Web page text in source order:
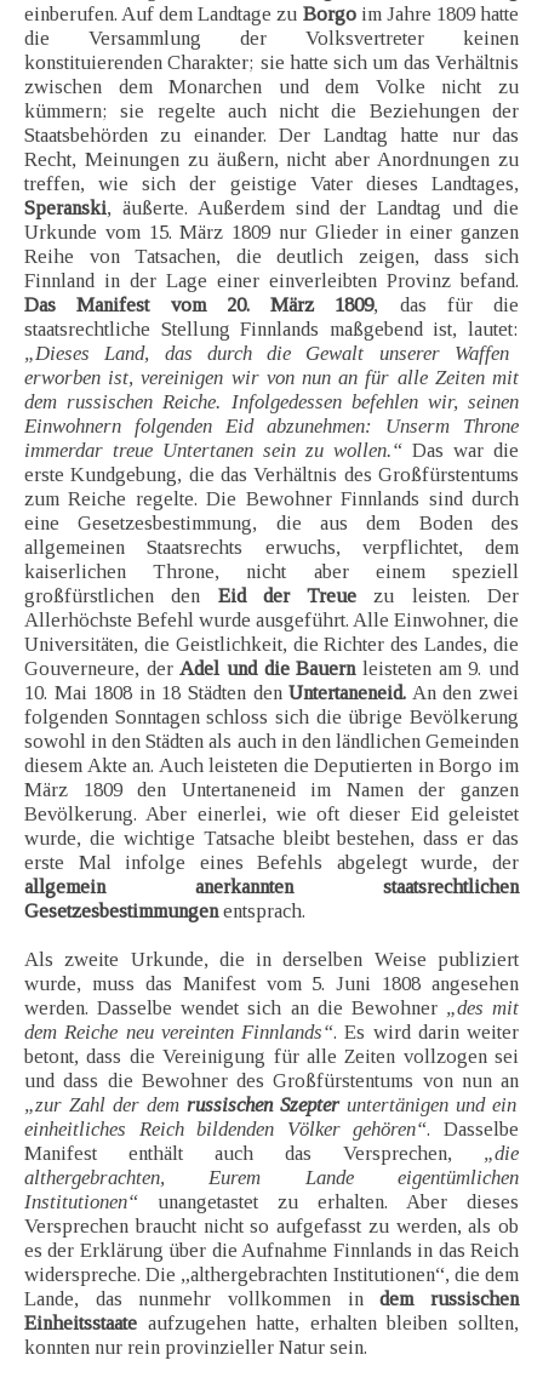
einberufen. Auf dem Landtage zu Borgoim Jahre 1809 hatte
die Versammlung der Volksvertreter keinen
konstituierenden Charakter; sie hatte sich um das Verhältnis
zwischen dem Monarchen und dem Volke nicht zu
kümmern; sie regelte auch nicht die Beziehungen der
Staatsbehörden zu einander. Der Landtag hatte nur das
Recht, Meinungen zu äußern, nicht aber Anordnungen zu
treffen, wie sich der geistige Vater dieses Landtages,
Speranski, äußerte. Außerdem sind der Landtag und die
Urkunde vom 15. März 1809 nur Glieder in einer ganzen
Reihe von Tatsachen, die deutlich zeigen, dass sich
Finnland in der Lage einer einverleibten Provinz befand.
Das Manifest vom 20. März 1809, das für die
staatsrechtliche Stellung Finnlands maßgebend ist, lautet:
„Dieses Land, das durch die Gewalt unserer Waffen
erworben ist, vereinigen wir von nun an für alle Zeiten mit
dem russischen Reiche. Infolgedessen befehlen wir, seinen
Einwohnern folgenden Eid abzunehmen: Unserm Throne
immerdar treue Untertanen sein zu wollen.“ Das war die
erste Kundgebung, die das Verhältnis des Großfürstentums
zum Reiche regelte. Die Bewohner Finnlands sind durch
eine Gesetzesbestimmung, die aus dem Boden des
allgemeinen Staatsrechts erwuchs, verpflichtet, dem
kaiserlichen Throne, nicht aber einem speziell
großfürstlichen den Eid der Treue zu leisten. Der
Allerhöchste Befehl wurde ausgeführt. Alle Einwohner, die
Universitäten, die Geistlichkeit, die Richter des Landes, die
Gouverneure, derAdel und die Bauernleisteten am 9. und
10. Mai 1808 in 18 Städten denUntertaneneid. An den zwei
folgenden Sonntagen schloss sich die übrige Bevölkerung
sowohl in den Städten als auch in den ländlichen Gemeinden
diesem Akte an. Auch leisteten die Deputierten in Borgo im
März 1809 den Untertaneneid im Namen der ganzen
Bevölkerung. Aber einerlei, wie oft dieser Eid geleistet
wurde, die wichtige Tatsache bleibt bestehen, dass er das
erste Mal infolge eines Befehls abgelegt wurde, der
allgemein anerkannten staatsrechtlichen
Gesetzesbestimmungenentsprach.
Als zweite Urkunde, die in derselben Weise publiziert
wurde, muss das Manifest vom 5. Juni 1808 angesehen
werden. Dasselbe wendet sich an die Bewohner „des mit
dem Reiche neu vereinten Finnlands“. Es wird darin weiter
betont, dass die Vereinigung für alle Zeiten vollzogen sei
und dass die Bewohner des Großfürstentums von nun an
„zur Zahl der dem russischen Szepteruntertänigen und ein
einheitliches Reich bildenden Völker gehören“. Dasselbe
Manifest enthält auch das Versprechen, „die
althergebrachten, Eurem Lande eigentümlichen
Institutionen“ unangetastet zu erhalten. Aber dieses
Versprechen braucht nicht so aufgefasst zu werden, als ob
es der Erklärung über die Aufnahme Finnlands in das Reich
widerspreche. Die „althergebrachten Institutionen“, die dem
Lande, das nunmehr vollkommen indem russischen
Einheitsstaate aufzugehen hatte, erhalten bleiben sollten,
konnten nur rein provinzieller Natur sein.